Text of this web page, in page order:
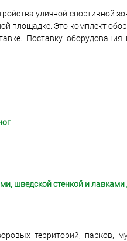
уличной спортивной
площадке. Это комплект
Поставку
шведской стенкой и лавками
территорий, парков,